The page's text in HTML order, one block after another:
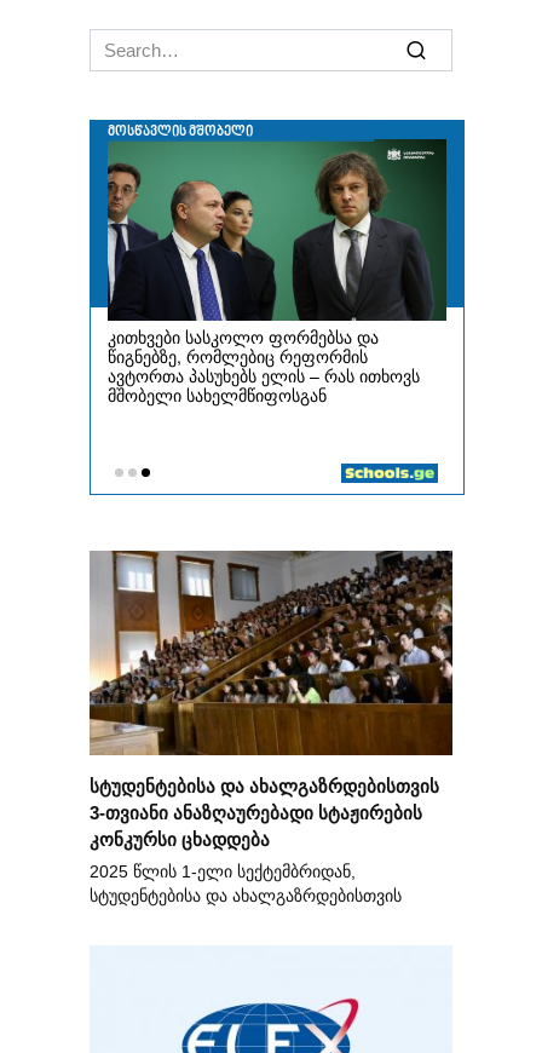
Search
for:
სტუდენტებისა და ახალგაზრდებისთვის
3-თვიანი ანაზღაურებადი სტაჟირების
კონკურსი ცხადდება
2025 წლის 1-ელი სექტემბრიდან,
სტუდენტებისა და ახალგაზრდებისთვის